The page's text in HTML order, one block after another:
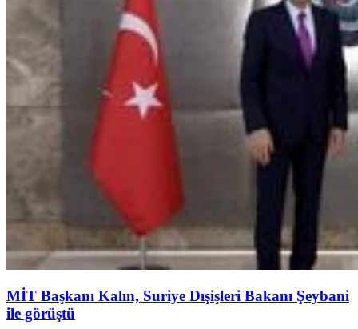
MİT Başkanı Kalın, Suriye Dışişleri Bakanı Şeybani
ile görüştü